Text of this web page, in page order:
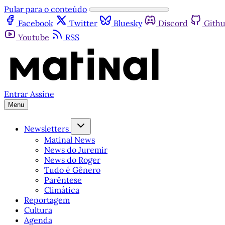
Pular para o conteúdo
Facebook
Twitter Bluesky Discord
Youtube
RSS
Entrar Assine
Menu
Newsletters
Matinal News
News do Juremir
News do Roger
Tudo é Gênero
Parêntese
Climática
Reportagem
Cultura
Agenda